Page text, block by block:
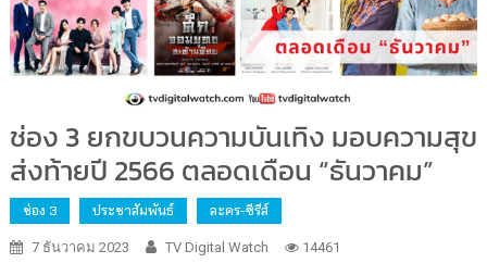
ช่อง 3 ยกขบวนความบันเทิง มอบความสุข
ส่งท้ายปี 2566 ตลอดเดือน “ธันวาคม”
ช่อง 3 ประชาสัมพันธ์ ละคร-ซีรีส์
7 ธันวาคม 2023 TV Digital Watch 14461